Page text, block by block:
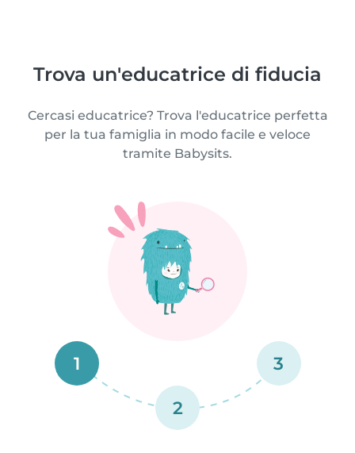
Trova un'educatrice di fiducia
Cercasi educatrice? Trova l'educatrice perfetta
per la tua famiglia in modo facile e veloce
tramite Babysits.
1
2
3